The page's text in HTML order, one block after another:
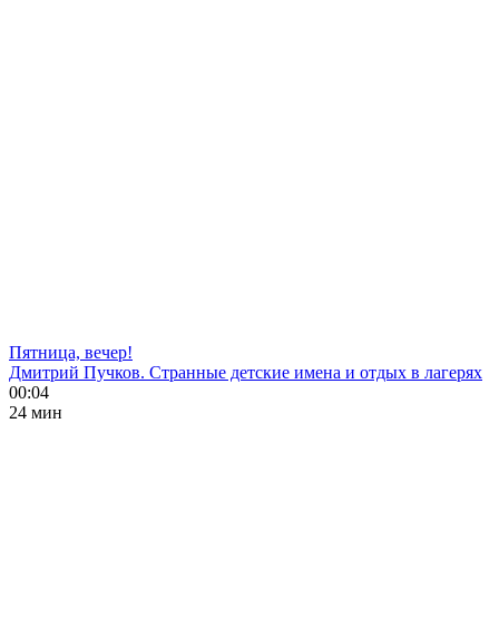
Пятница, вечер!
Дмитрий Пучков. Странные детские имена и отдых в лагерях
00:04
24 мин